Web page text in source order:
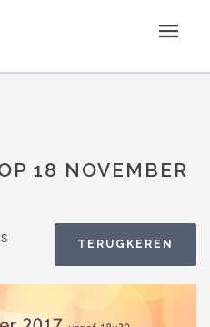
18 NOVEMBER
TERUGKEREN